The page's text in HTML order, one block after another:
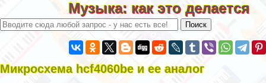
Музыка: как это делается
Микросхема hcf4060be и ее аналог